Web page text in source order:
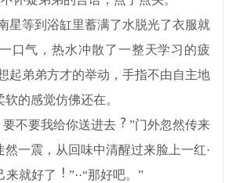
星等到浴缸里蓄满了水脱光了衣服就
口气，热水冲散了一整天学习的疲
起弟弟方才的举动，手指不由自主地
的感觉仿佛还在。
要不要我给你送进去
”门外忽然传来
然一震，从回味中清醒过来脸上一红·
来就好了
”··“那好吧。”